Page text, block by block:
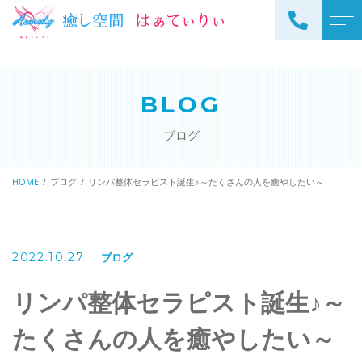
当サロンについて
サロンメニュー
よくある質問
ブログ
ご予約・お問い合わせ
098-973-7837
BLOG
ブログ
HOME ブログ リンパ整体セラピスト誕生♪～たくさんの人を癒やしたい～
2022.10.27 ブログ
リンパ整体セラピスト誕生♪～
たくさんの人を癒やしたい～